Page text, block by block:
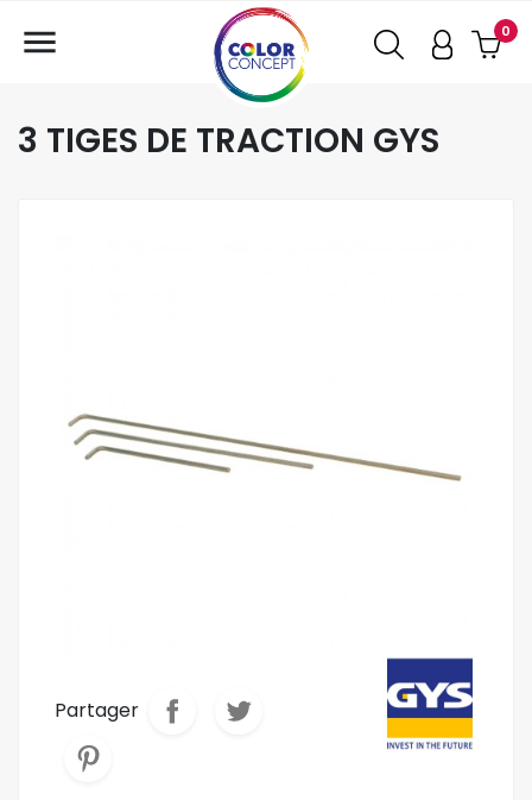
0

3 TIGES DE TRACTION GYS
Partager